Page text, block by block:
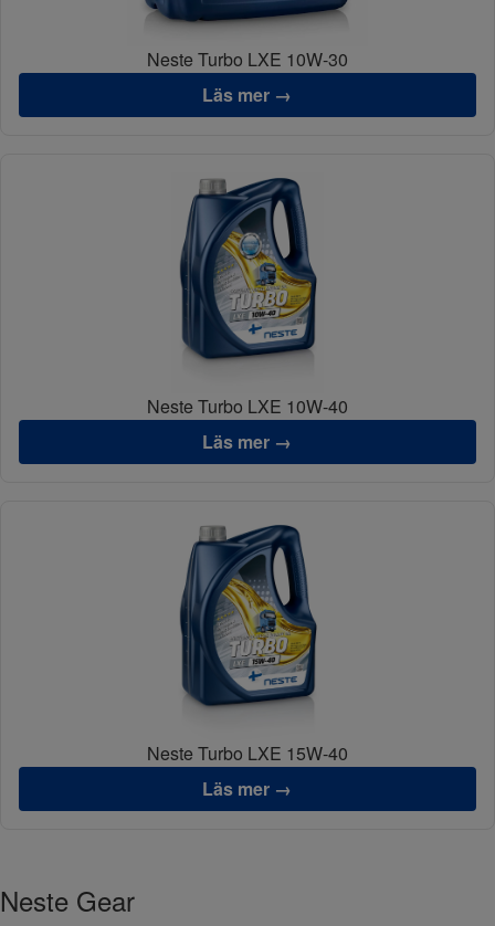
Neste Turbo LXE 10W-30
Läs mer →
Neste Turbo LXE 10W-40
Läs mer →
Neste Turbo LXE 15W-40
Läs mer →
Neste Gear